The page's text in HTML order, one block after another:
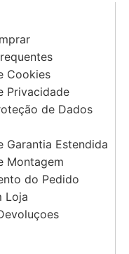
Cookies
Privacidade
de Dados
Garantia Estendida
Montagem
do Pedido
Loja